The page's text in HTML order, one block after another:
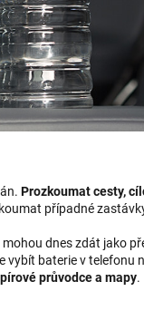
Prozkoumat cesty,
případné
dnes zdát jako
vybít baterie v telefonu
průvodce a mapy.